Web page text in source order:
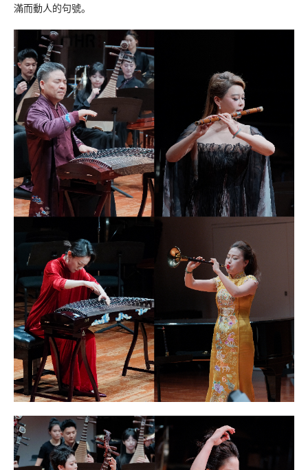
滿而動人的句號。